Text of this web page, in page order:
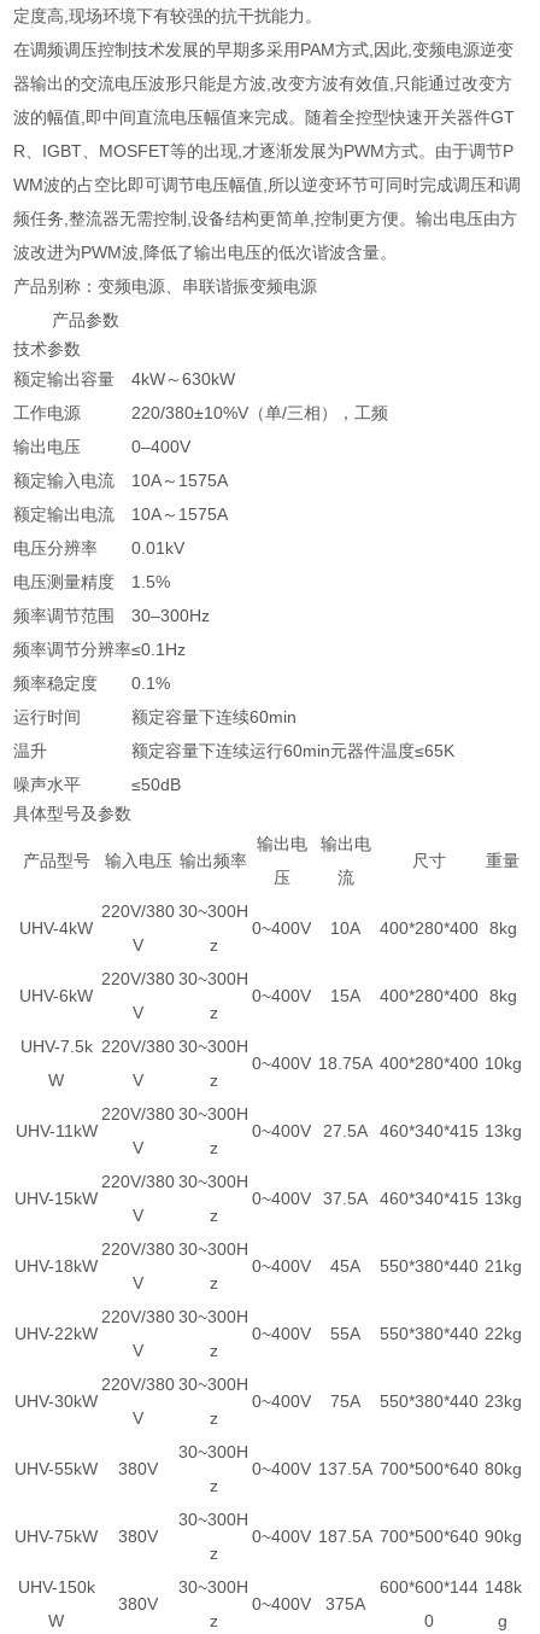
定度高,现场环境下有较强的抗干扰能力。
在调频调压控制技术发展的早期多采用PAM方式,因此,变频电源逆变
器输出的交流电压波形只能是方波,改变方波有效值,只能通过改变方
波的幅值,即中间直流电压幅值来完成。随着全控型快速开关器件GT
R、IGBT、MOSFET等的出现,才逐渐发展为PWM方式。由于调节P
WM波的占空比即可调节电压幅值,所以逆变环节可同时完成调压和调
频任务,整流器无需控制,设备结构更简单,控制更方便。输出电压由方
波改进为PWM波,降低了输出电压的低次谐波含量。
产品别称：变频电源、串联谐振变频电源
产品参数
技术参数
额定输出容量
4kW～630kW
工作电源
220/380±10%V（单/三相），工频
输出电压
0–400V
额定输入电流
10A～1575A
额定输出电流
10A～1575A
电压分辨率
0.01kV
电压测量精度
1.5%
频率调节范围
30–300Hz
频率调节分辨率≤0.1Hz
频率稳定度
0.1%
运行时间
额定容量下连续60min
温升
额定容量下连续运行60min元器件温度≤65K
噪声水平
≤50dB
具体型号及参数
产品型号 输入电压 输出频率
输出电
压
输出电
流
尺寸 重量
UHV-4kW
220V/380
V
30~300H
z
0~400V 10A 400*280*400 8kg
UHV-6kW
220V/380
V
30~300H
z
0~400V 15A 400*280*400 8kg
UHV-7.5k
W
220V/380
V
30~300H
z
0~400V 18.75A 400*280*400 10kg
UHV-11kW
220V/380
V
30~300H
z
0~400V 27.5A 460*340*415 13kg
UHV-15kW
220V/380
V
30~300H
z
0~400V 37.5A 460*340*415 13kg
UHV-18kW
220V/380
V
30~300H
z
0~400V 45A 550*380*440 21kg
UHV-22kW
220V/380
V
30~300H
z
0~400V 55A 550*380*440 22kg
UHV-30kW
220V/380
V
30~300H
z
0~400V 75A 550*380*440 23kg
UHV-55kW 380V
30~300H
z
0~400V 137.5A 700*500*640 80kg
UHV-75kW 380V
30~300H
z
0~400V 187.5A 700*500*640 90kg
UHV-150k
W
380V
30~300H
z
0~400V 375A
600*600*144
0
148k
g